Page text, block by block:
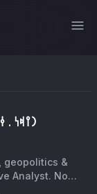
| 𐩧𐩺𐩵𐩬 . 𐩤𐩪𐩣
geopolitics &
Analyst. No